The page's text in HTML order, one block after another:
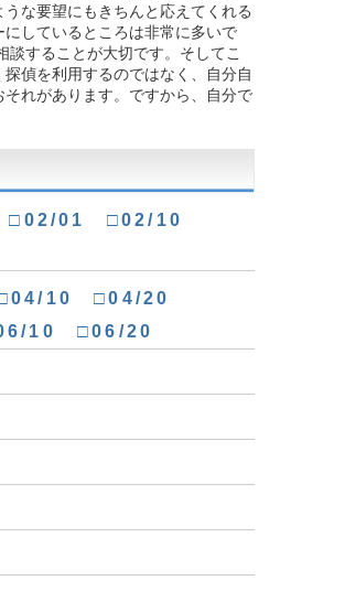
な要望にもきちんと応えてくれる
しているところは非常に多いで
することが大切です。そしてこ
偵を利用するのではなく、自分自
れがあります。ですから、自分で
□02/01 □02/10
10
□04/20
10
□06/20